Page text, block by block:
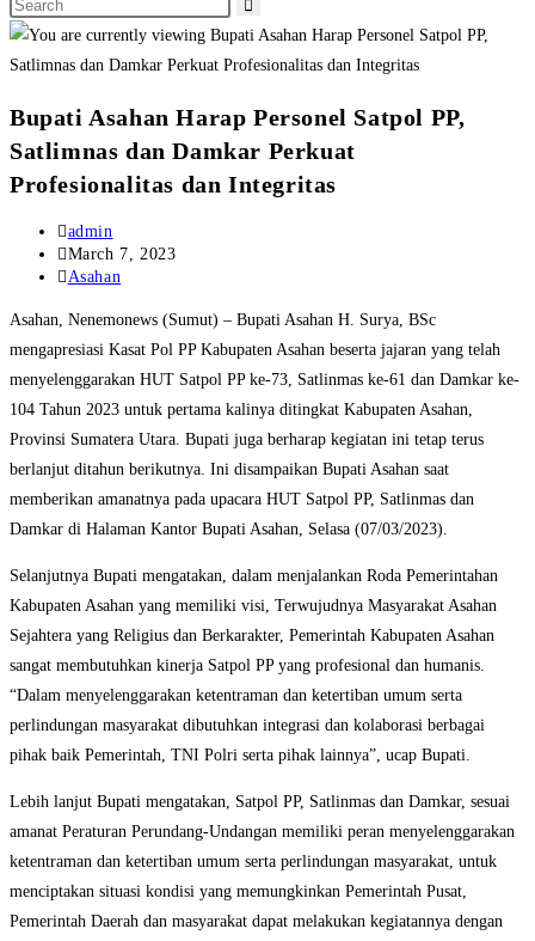
Bupati Asahan Harap Personel Satpol PP,
Satlimnas dan Damkar Perkuat
Profesionalitas dan Integritas
Post
author:
admin
Post
published:
March 7, 2023
Post
Asahan
Asahan, Nenemonews (Sumut) – Bupati Asahan H. Surya, BSc
mengapresiasi Kasat Pol PP Kabupaten Asahan beserta jajaran yang telah
menyelenggarakan HUT Satpol PP ke-73, Satlinmas ke-61 dan Damkar ke-
104 Tahun 2023 untuk pertama kalinya ditingkat Kabupaten Asahan,
Provinsi Sumatera Utara. Bupati juga berharap kegiatan ini tetap terus
berlanjut ditahun berikutnya. Ini disampaikan Bupati Asahan saat
memberikan amanatnya pada upacara HUT Satpol PP, Satlinmas dan
Damkar di Halaman Kantor Bupati Asahan, Selasa (07/03/2023).
Selanjutnya Bupati mengatakan, dalam menjalankan Roda Pemerintahan
Kabupaten Asahan yang memiliki visi, Terwujudnya Masyarakat Asahan
Sejahtera yang Religius dan Berkarakter, Pemerintah Kabupaten Asahan
sangat membutuhkan kinerja Satpol PP yang profesional dan humanis.
“Dalam menyelenggarakan ketentraman dan ketertiban umum serta
perlindungan masyarakat dibutuhkan integrasi dan kolaborasi berbagai
pihak baik Pemerintah, TNI Polri serta pihak lainnya”, ucap Bupati.
Lebih lanjut Bupati mengatakan, Satpol PP, Satlinmas dan Damkar, sesuai
amanat Peraturan Perundang-Undangan memiliki peran menyelenggarakan
ketentraman dan ketertiban umum serta perlindungan masyarakat, untuk
menciptakan situasi kondisi yang memungkinkan Pemerintah Pusat,
Pemerintah Daerah dan masyarakat dapat melakukan kegiatannya dengan